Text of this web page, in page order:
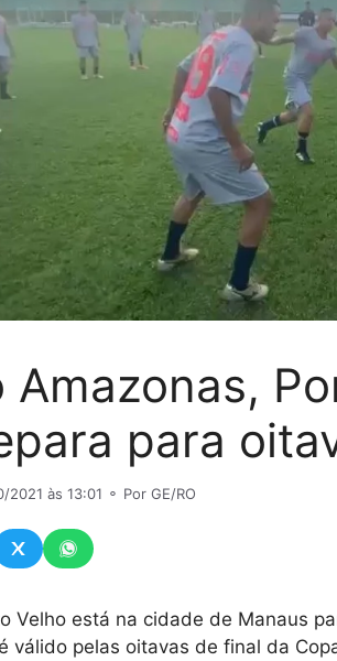
Amazonas,
para
2021 às 13:01 ⚬ Por GE/RO
Velho está na cidade de Manaus
válido pelas oitavas de final da